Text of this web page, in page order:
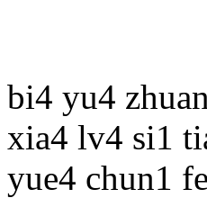
bi4 yu4
xia4 lv4 si1
yue4 chun1